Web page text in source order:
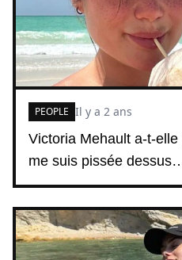
Victoria Mehault a-t-
me suis pissée
PEOPLE Il y a 2 ans